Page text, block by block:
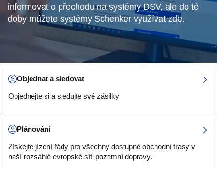
informovat o přechodu na systémy DSV, ale do té
doby můžete systémy Schenker využívat zde.
Objednat a sledovat
Objednejte si a sledujte své zásilky
Plánování
Získejte jízdní řády pro všechny dostupné obchodní trasy v
naší rozsáhlé evropské síti pozemní dopravy.